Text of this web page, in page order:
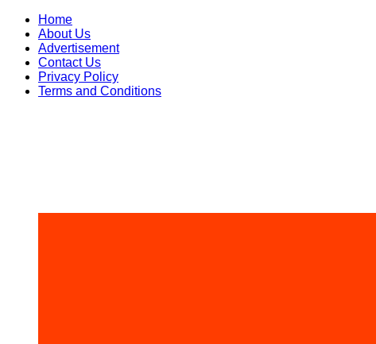
Skip
content
Home
About Us
Advertisement
Contact Us
Privacy Policy
Terms and Conditions